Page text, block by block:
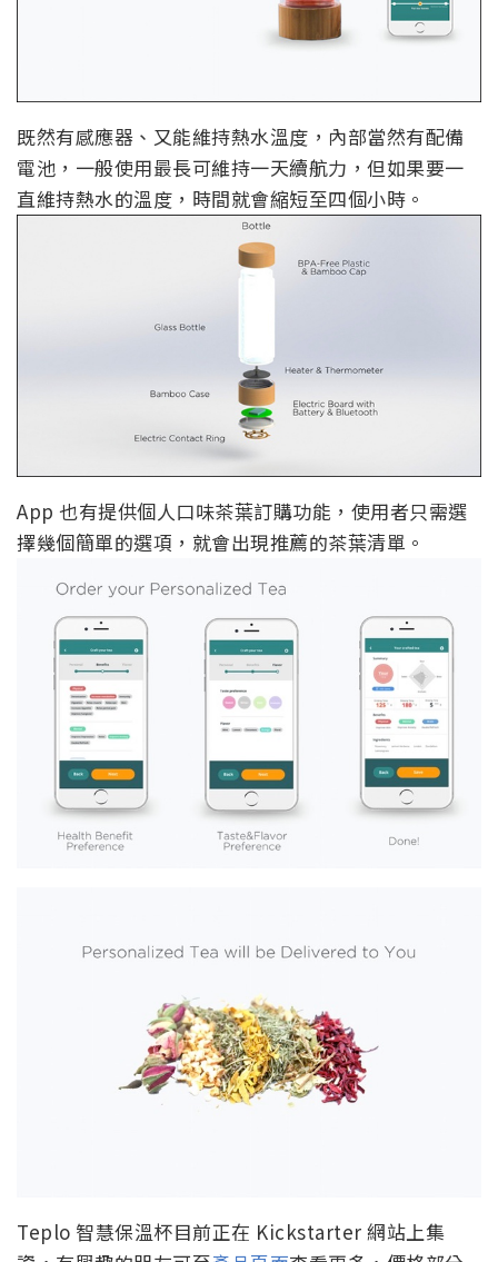
既然有感應器、又能維持熱水溫度，內部當然有配備
電池，一般使用最長可維持一天續航力，但如果要一
直維持熱水的溫度，時間就會縮短至四個小時。
App 也有提供個人口味茶葉訂購功能，使用者只需選
擇幾個簡單的選項，就會出現推薦的茶葉清單。
Teplo 智慧保溫杯目前正在 Kickstarter 網站上集